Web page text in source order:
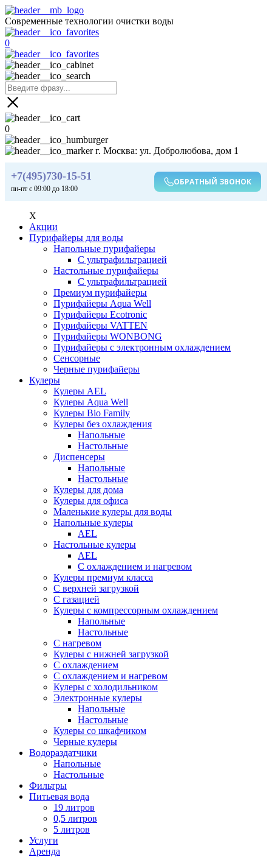
Современные технологии очистки воды
0
0
г. Москва: ул. Добролюбова, дом 1
+7(495)730-15-51
пн-пт с 09:00 до 18:00
ОБРАТНЫЙ ЗВОНОК
X
Акции
Пурифайеры для воды
Напольные пурифайеры
С ультрафильтрацией
Настольные пурифайеры
С ультрафильтрацией
Премиум пурифайеры
Пурифайеры Aqua Well
Пурифайеры Ecotronic
Пурифайеры VATTEN
Пурифайеры WONBONG
Пурифайеры с электронным охлаждением
Сенсорные
Черные пурифайеры
Кулеры
Кулеры AEL
Кулеры Aqua Well
Кулеры Bio Family
Кулеры без охлаждения
Напольные
Настольные
Диспенсеры
Напольные
Настольные
Кулеры для дома
Кулеры для офиса
Маленькие кулеры для воды
Напольные кулеры
AEL
Настольные кулеры
AEL
С охлаждением и нагревом
Кулеры премиум класса
С верхней загрузкой
С газацией
Кулеры с компрессорным охлаждением
Напольные
Настольные
С нагревом
Кулеры с нижней загрузкой
С охлаждением
С охлаждением и нагревом
Кулеры с холодильником
Электронные кулеры
Напольные
Настольные
Кулеры со шкафчиком
Черные кулеры
Водораздатчики
Напольные
Настольные
Фильтры
Питьевая вода
19 литров
0,5 литров
5 литров
Услуги
Аренда